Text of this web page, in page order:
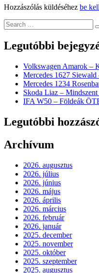
Hozzászólás küldéséhez be
Legutóbbi
Volkswagen Amarok –
Mercedes 1627
Mercedes 1234
Skoda Liaz –
IFA W50 – Földeák
Legutóbbi
Archívum
2026. augusztus
2026. július
2026. június
2026. május
2026. április
2026. március
2026. február
2026. január
2025. december
2025. november
2025. október
2025. szeptember
2025. augusztus